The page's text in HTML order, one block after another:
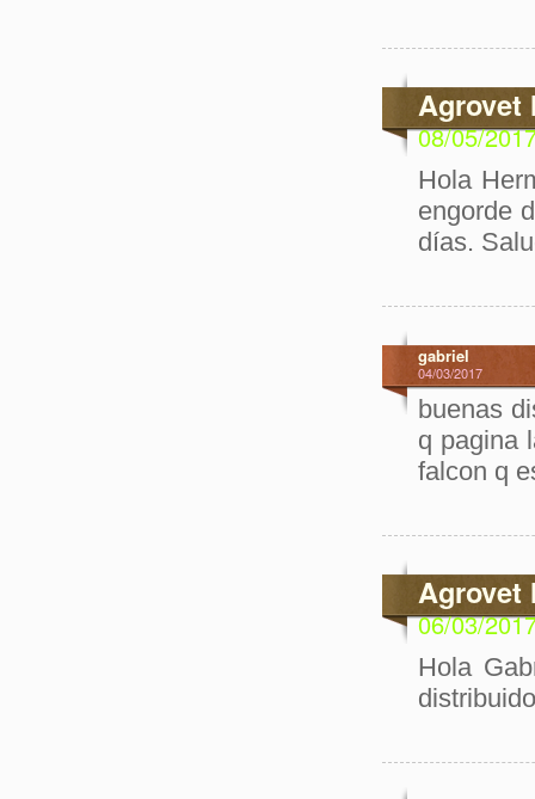
Agrovet
08/05/
Hola
engorde
días.
gabriel
04/03/2017
buenas
q pagina
falcon q
Agrovet
06/03/
Hola